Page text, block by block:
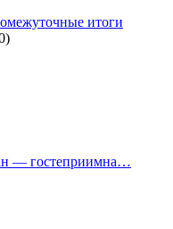
итоги
— гостеприимна…